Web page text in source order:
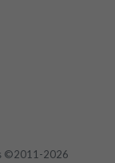
©2011-2026